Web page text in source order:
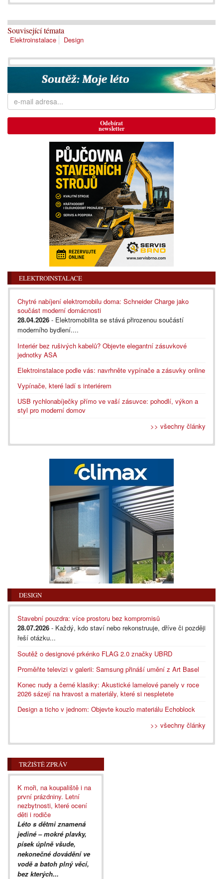
Související témata
Elektroinstalace Design
Odebírat
newsletter
ELEKTROINSTALACE
Chytré nabíjení elektromobilu doma: Schneider Charge jako
součást moderní domácnosti
28.04.2026 - Elektromobilita se stává přirozenou součástí
moderního bydlení....
Interiér bez rušivých kabelů? Objevte elegantní zásuvkové
jednotky ASA
Elektroinstalace podle vás: navrhněte vypínače a zásuvky online
Vypínače, které ladí s interiérem
USB rychlonabíječky přímo ve vaší zásuvce: pohodlí, výkon a
styl pro moderní domov
>> všechny články
DESIGN
Stavební pouzdra: více prostoru bez kompromisů
28.07.2026 - Každý, kdo staví nebo rekonstruuje, dříve či později
řeší otázku...
Soutěž o designové prkénko FLAG 2.0 značky UBRD
Proměňte televizi v galerii: Samsung přináší umění z Art Basel
Konec nudy a černé klasiky: Akustické lamelové panely v roce
2026 sázejí na hravost a materiály, které si nespletete
Design a ticho v jednom: Objevte kouzlo materiálu Echoblock
>> všechny články
TRŽIŠTĚ ZPRÁV
K moři, na koupaliště i na
první prázdniny. Letní
nezbytnosti, které ocení
děti i rodiče
Léto s dětmi znamená
jediné – mokré plavky,
písek úplně všude,
nekonečné dovádění ve
vodě a batoh plný věcí,
bez kterých...